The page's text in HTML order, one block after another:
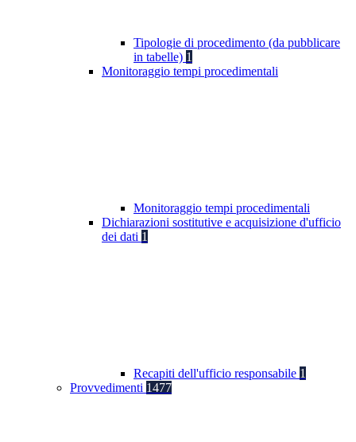
Tipologie di procedimento (da pubblicare
in tabelle) 1
Monitoraggio tempi procedimentali
Monitoraggio tempi procedimentali
Dichiarazioni sostitutive e acquisizione d'ufficio
dei dati 1
Recapiti dell'ufficio responsabile 1
Provvedimenti 1477